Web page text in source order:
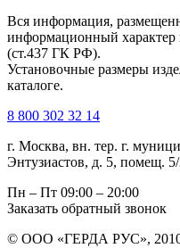
Вся информация,
информационный характер
(ст.437 ГК РФ).
Установочные размеры
каталоге.
8 800 302 32 14
г. Москва, вн. тер. г.
Энтузиастов, д. 5, помещ.
Пн – Пт 09:00 – 20:00
Заказать обратный звонок
© ООО «ГЕРДА РУС», 2010